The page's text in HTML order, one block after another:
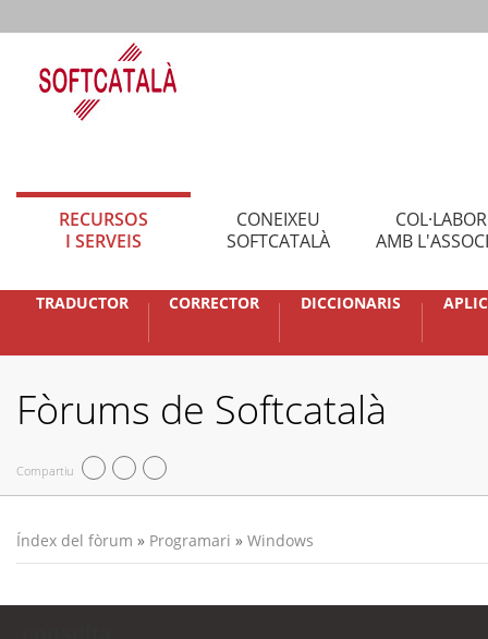
RECURSOS
I SERVEIS
CONEIXEU
SOFTCATALÀ
AMB
TRADUCTOR CORRECTOR DICCIONARIS
Fòrums de Softcatalà
Compartiu
Índex del fòrum » Programari » Windows